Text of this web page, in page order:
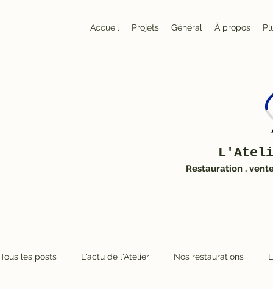
Accueil Projets Général À propos
Restauration ,
Tous les posts L'actu de l'Atelier Nos restaurations